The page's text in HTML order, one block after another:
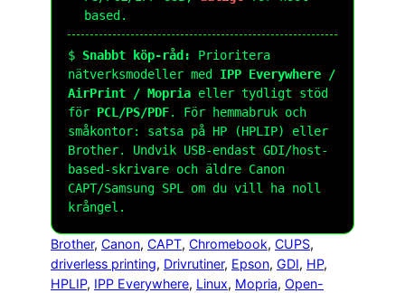
based.
$ Snabbt köp-råd:
Prioritera
nätverksmodeller med IPP Everywhere /
AirPrint / Mopria eller tydligt stöd
för PCL/PS/PDF. För hemmabruk och
småkontor: satsa på HP (HPLIP) eller
Brother. Undvik USB-endast GDI/host-
based-skrivare och äldre Canon
CAPT/Samsung SPL om du vill ha noll
krångel.
Brother, Canon, CAPT, Chromebook, CUPS
driverless printing, Drivrutiner, Epson, GDI, HP
HPLIP, IPP Everywhere, Linux, Mopria, Open-